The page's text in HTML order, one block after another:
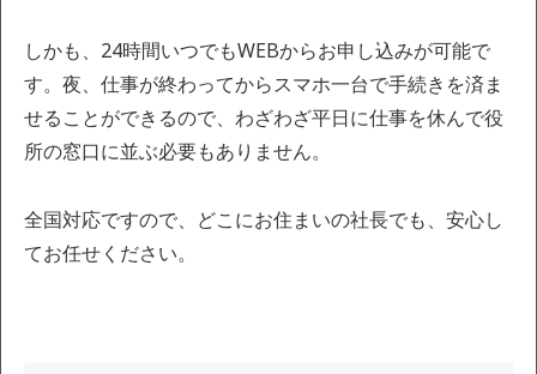
しかも、24時間いつでもWEBからお申し込みが可能で
す。夜、仕事が終わってからスマホ一台で手続きを済ま
せることができるので、わざわざ平日に仕事を休んで役
所の窓口に並ぶ必要もありません。
全国対応ですので、どこにお住まいの社長でも、安心し
てお任せください。